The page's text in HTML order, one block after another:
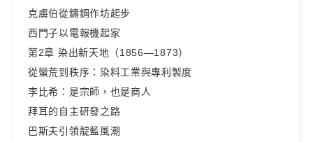
克虜伯從鑄鋼作坊起步
西門子以電報機起家
第2章 染出新天地（1856—1873）
從蠻荒到秩序：染料工業與專利製度
李比希：是宗師，也是商人
拜耳的自主研發之路
巴斯夫引領靛藍風潮